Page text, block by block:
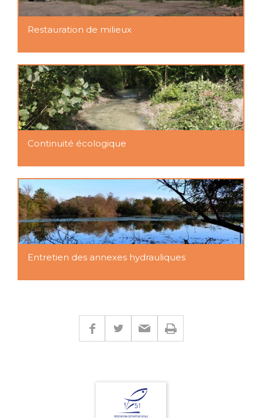
Restauration de milieux
Continuité écologique
Entretien des annexes hydrauliques